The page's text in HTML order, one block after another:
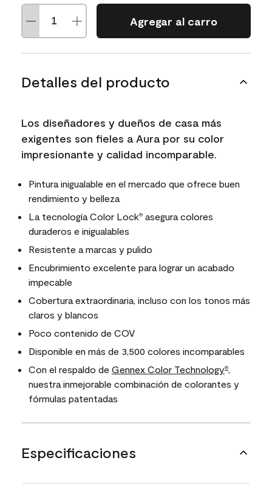
Agregar al carro
Detalles del producto
Los diseñadores y dueños de casa más
exigentes son fieles a Aura por su color
impresionante y calidad incomparable.
Pintura inigualable en el mercado que ofrece buen
rendimiento y belleza
La tecnología Color Lock® asegura colores
duraderos e inigualables
Resistente a marcas y pulido
Encubrimiento excelente para lograr un acabado
impecable
Cobertura extraordinaria, incluso con los tonos más
claros y blancos
Poco contenido de COV
Disponible en más de 3,500 colores incomparables
Con el respaldo de Gennex Color Technology®,
nuestra inmejorable combinación de colorantes y
fórmulas patentadas
Especificaciones